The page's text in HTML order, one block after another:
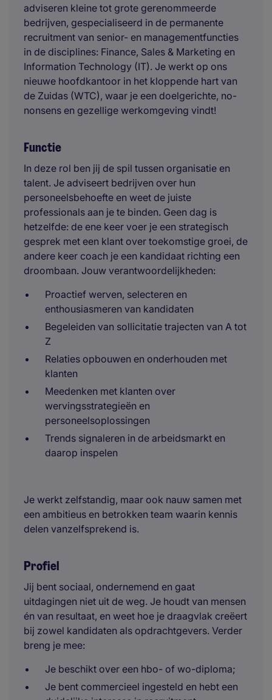
adviseren kleine tot grote gerenommeerde
bedrijven, gespecialiseerd in de permanente
recruitment van senior- en managementfuncties
in de disciplines: Finance, Sales & Marketing en
Information Technology (IT). Je werkt op ons
nieuwe hoofdkantoor in het kloppende hart van
de Zuidas (WTC), waar je een doelgerichte, no-
nonsens en gezellige werkomgeving vindt!
Functie
In deze rol ben jij de spil tussen organisatie en
talent. Je adviseert bedrijven over hun
personeelsbehoefte en weet de juiste
professionals aan je te binden. Geen dag is
hetzelfde: de ene keer voer je een strategisch
gesprek met een klant over toekomstige groei, de
andere keer coach je een kandidaat richting een
droombaan. Jouw verantwoordelijkheden:
Proactief werven, selecteren en
enthousiasmeren van kandidaten
Begeleiden van sollicitatie trajecten van A tot
Z
Relaties opbouwen en onderhouden met
klanten
Meedenken met klanten over
wervingsstrategieën en
personeelsoplossingen
Trends signaleren in de arbeidsmarkt en
daarop inspelen
Je werkt zelfstandig, maar ook nauw samen met
een ambitieus en betrokken team waarin kennis
delen vanzelfsprekend is.
Profiel
Jij bent sociaal, ondernemend en gaat
uitdagingen niet uit de weg. Je houdt van mensen
én van resultaat, en weet hoe je draagvlak creëert
bij zowel kandidaten als opdrachtgevers. Verder
breng je mee:
Je beschikt over een hbo- of wo-diploma;
Je bent commercieel ingesteld en hebt een